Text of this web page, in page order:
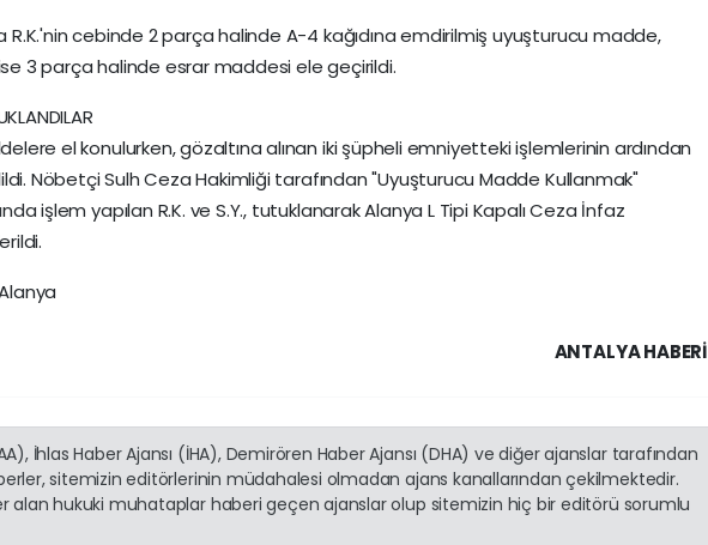
R.K.'nin cebinde 2 parça halinde A-4 kağıdına emdirilmiş uyuşturucu madde,
3 parça halinde esrar maddesi ele geçirildi.
el konulurken, gözaltına alınan iki şüpheli emniyetteki işlemlerinin ardından
Nöbetçi Sulh Ceza Hakimliği tarafından "Uyuşturucu Madde Kullanmak"
işlem yapılan R.K. ve S.Y., tutuklanarak Alanya L Tipi Kapalı Ceza İnfaz
ANTALYA HABERİ
İhlas Haber Ajansı (İHA), Demirören Haber Ajansı (DHA) ve diğer ajanslar tarafından
sitemizin editörlerinin müdahalesi olmadan ajans kanallarından çekilmektedir.
alan hukuki muhataplar haberi geçen ajanslar olup sitemizin hiç bir editörü sorumlu